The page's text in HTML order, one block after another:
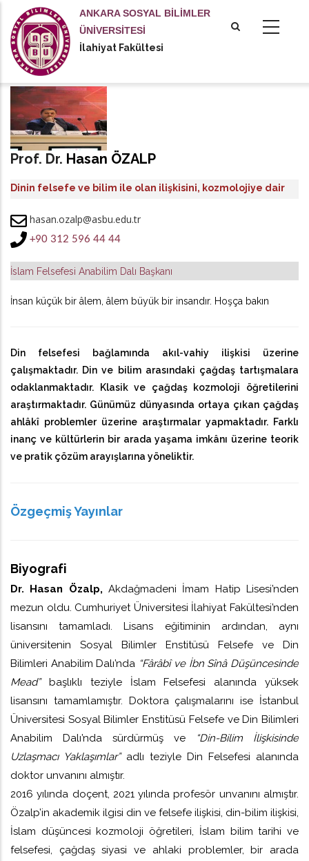
içeriğe
atla
ANKARA SOSYAL BİLİMLER
ÜNİVERSİTESİ
İlahiyat Fakültesi
Prof. Dr. Hasan ÖZALP
Dinin felsefe ve bilim ile olan ilişkisini, kozmolojiye dair
krizlerini felsefî bir yaklaşımla anlamaya ve açıklamaya
çalışan bir akademisyendir.
hasan.ozalp@asbu.edu.tr
+90 312 596 44 44
İslam Felsefesi Anabilim Dalı Başkanı
İnsan küçük bir âlem, âlem büyük bir insandır. Hoşça bakın
Din felsefesi bağlamında akıl-vahiy ilişkisi üzerine
çalışmaktadır. Din ve bilim arasındaki çağdaş tartışmalara
odaklanmaktadır. Klasik ve çağdaş kozmoloji öğretilerini
araştırmaktadır. Günümüz dünyasında ortaya çıkan çağdaş
ahlâkî problemler üzerine araştırmalar yapmaktadır. Farklı
inanç ve kültürlerin bir arada yaşama imkânı üzerine teorik
ve pratik çözüm arayışlarına yöneliktir.
Özgeçmiş Yayınlar
Biyografi
Dr. Hasan Özalp, Akdağmadeni İmam Hatip Lisesi’nden
mezun oldu. Cumhuriyet Üniversitesi İlahiyat Fakültesi’nden
lisansını tamamladı. Lisans eğitiminin ardından, aynı
üniversitenin Sosyal Bilimler Enstitüsü Felsefe ve Din
Bilimleri Anabilim Dalı’nda “Fârâbî ve İbn Sînâ Düşüncesinde
Mead”başlıklı teziyle İslam Felsefesi alanında yüksek
lisansını tamamlamıştır. Doktora çalışmalarını ise İstanbul
Üniversitesi Sosyal Bilimler Enstitüsü Felsefe ve Din Bilimleri
Anabilim Dalı’nda sürdürmüş ve
“Din-Bilim İlişkisinde
Uzlaşmacı Yaklaşımlar”adlı teziyle Din Felsefesi alanında
doktor unvanını almıştır.
2016 yılında doçent, 2021 yılında profesör unvanını almıştır.
Özalp’in akademik ilgisi din ve felsefe ilişkisi, din-bilim ilişkisi,
İslam düşüncesi kozmoloji öğretileri, İslam bilim tarihi ve
felsefesi, çağdaş siyasi ve ahlaki problemler, bir arada